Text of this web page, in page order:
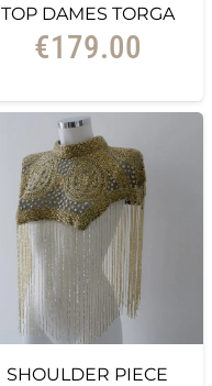
TOP DAMES TORGA
€179.00
SHOULDER PIECE